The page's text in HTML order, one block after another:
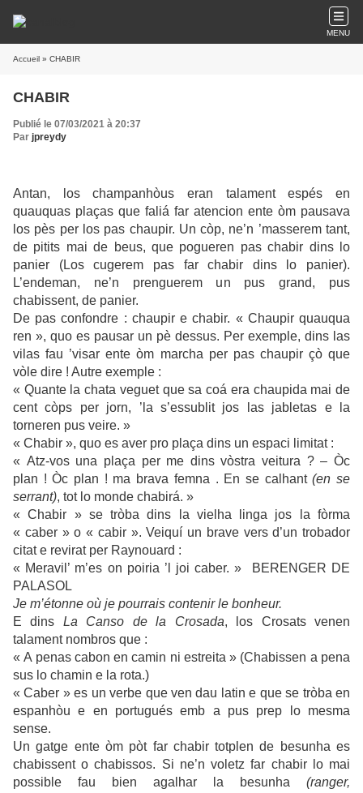
MENU
Accueil » CHABIR
CHABIR
Publié le 07/03/2021 à 20:37
Par jpreydy
Antan, los champanhòus eran talament espés en
quauquas plaças que faliá far atencion ente òm pausava
los pès per los pas chaupir. Un còp, ne’n ’masserem tant,
de pitits mai de beus, que pogueren pas chabir dins lo
panier (Los cugerem pas far chabir dins lo panier).
L’endeman, ne’n prenguerem un pus grand, pus
chabissent, de panier.
De pas confondre : chaupir e chabir. « Chaupir quauqua
ren », quo es pausar un pè dessus. Per exemple, dins las
vilas fau ’visar ente òm marcha per pas chaupir çò que
vòle dire ! Autre exemple :
« Quante la chata veguet que sa coá era chaupida mai de
cent còps per jorn, ’la s’essublit jos las jabletas e la
torneren pus veire. »
« Chabir », quo es aver pro plaça dins un espaci limitat :
« Atz-vos una plaça per me dins vòstra veitura ? – Òc
plan ! Òc plan ! ma brava femna . En se calhant(en se
serrant), tot lo monde chabirá. »
« Chabir » se tròba dins la vielha linga jos la fòrma
« caber » o « cabir ». Veiquí un brave vers d’un trobador
citat e revirat per Raynouard :
« Meravil’ m’es on poiria ’l joi caber. » BERENGER DE
PALASOL
Je m’étonne où je pourrais contenir le bonheur.
E dins La Canso de la Crosada, los Crosats venen
talament nombros que :
« A penas cabon en camin ni estreita » (Chabissen a pena
sus lo chamin e la rota.)
« Caber » es un verbe que ven dau latin e que se tròba en
espanhòu e en portugués emb a pus prep lo mesma
sense.
Un gatge ente òm pòt far chabir totplen de besunha es
chabissent o chabissos. Si ne’n voletz far chabir lo mai
possible fau bien agalhar la besunha (ranger,